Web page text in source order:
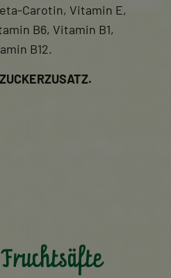
Carotin, Vitamin E,
B6, Vitamin B1,
B12.